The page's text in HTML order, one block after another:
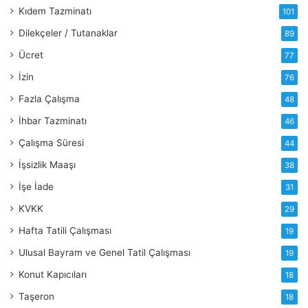
Kıdem Tazminatı 101
Dilekçeler / Tutanaklar 89
Ücret 77
İzin 76
Fazla Çalışma 48
İhbar Tazminatı 46
Çalışma Süresi 44
İşsizlik Maaşı 38
İşe İade 31
KVKK 29
Hafta Tatili Çalışması 19
Ulusal Bayram ve Genel Tatil Çalışması 19
Konut Kapıcıları 18
Taşeron 18